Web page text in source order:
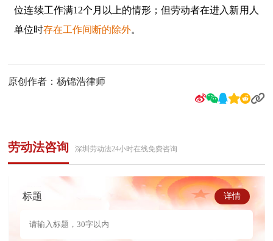
位连续工作满12个月以上的情形；但劳动者在进入新用人
单位时存在工作间断的除外。
原创作者：杨锦浩律师
劳动法咨询 深圳劳动法24小时在线免费咨询
详情
标题